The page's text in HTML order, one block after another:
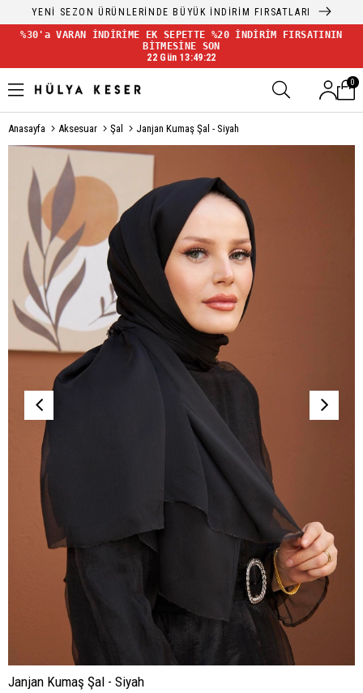
YENİ SEZON ÜRÜNLERİNDE BÜYÜK İNDİRİM FIRSATLARI
%30'a VARAN İNDİRİME EK SEPETTE %20 İNDİRİM FIRSATININ
BİTMESİNE SON
22 Gün 13:49:22
0
Anasayfa Aksesuar Şal Janjan Kumaş Şal - Siyah
Janjan Kumaş Şal - Siyah